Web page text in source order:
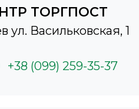
ТОРГПОСТ
ул. Васильковская, 1
+38 (099) 259-35-37